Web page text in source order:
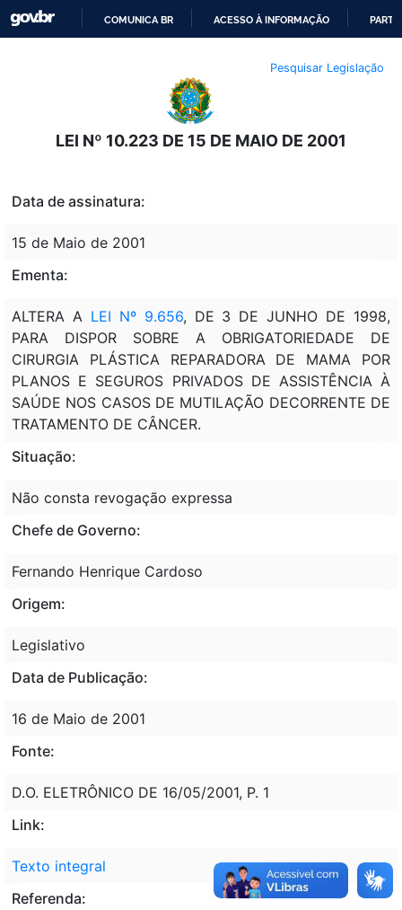
O
CONTEÚDO
COMUNICA BR ACESSO À INFORMAÇÃO
Pesquisar Legislação
LEI Nº 10.223 DE 15 DE MAIO DE 2001
Data de assinatura:
15 de Maio de 2001
Ementa:
ALTERA A LEI Nº 9.656, DE 3 DE JUNHO DE 1998,
PARA DISPOR SOBRE A OBRIGATORIEDADE DE
CIRURGIA PLÁSTICA REPARADORA DE MAMA POR
PLANOS E SEGUROS PRIVADOS DE ASSISTÊNCIA À
SAÚDE NOS CASOS DE MUTILAÇÃO DECORRENTE DE
TRATAMENTO DE CÂNCER.
Situação:
Não consta revogação expressa
Chefe de Governo:
Fernando Henrique Cardoso
Origem:
Legislativo
Data de Publicação:
16 de Maio de 2001
Fonte:
D.O. ELETRÔNICO DE 16/05/2001, P. 1
Link:
Texto integral
Referenda: